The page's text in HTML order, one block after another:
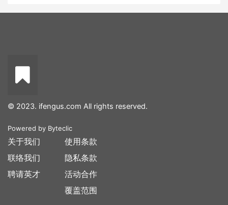
© 2023. ifengus.com All rights reserved.
Powered by Byteclic
关于我们
联络我们
聘请英才
使用条款
隐私条款
活动合作
覆盖范围